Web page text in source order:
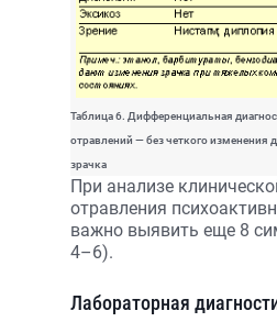
Таблица 6. Дифференциальная
отравлений — без четкого изменения
зрачка
При анализе
отравления
важно выявить еще 8
4–6).
Лабораторная